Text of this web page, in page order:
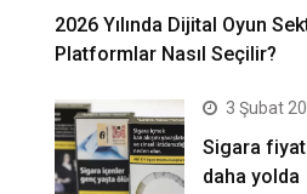
2026 Yılında Dijital Oyun
Platformlar Nasıl Seçilir?
3 Şubat
Sigara
daha yolda